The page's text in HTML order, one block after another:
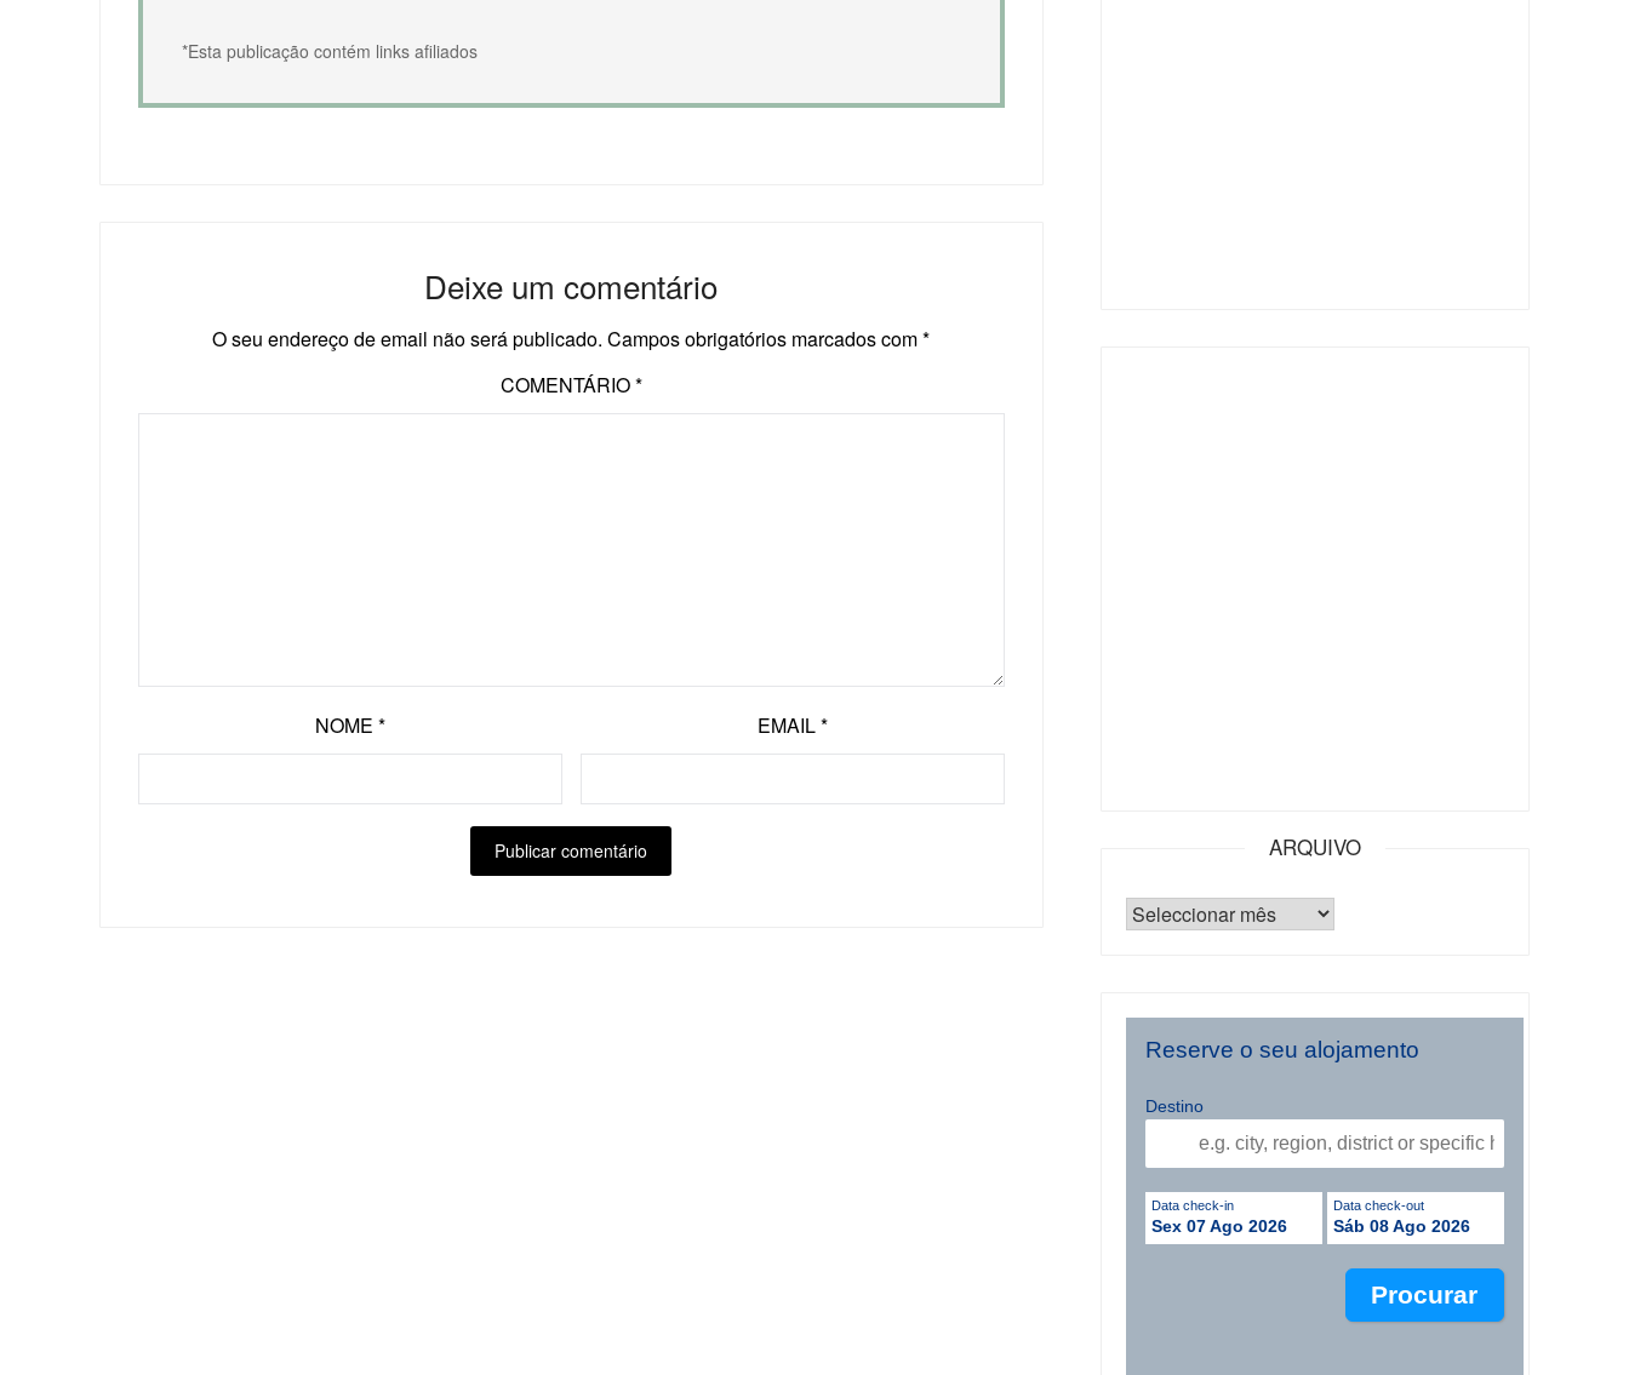
*Esta publicação contém links afiliados
Deixe um comentário
O seu endereço de email não será publicado. Campos obrigatórios marcados com*
COMENTÁRIO*
NOME* EMAIL*
ARQUIVO
Reserve o seu alojamento
Destino
Data check-in
Sex 07 Ago 2026
Data check-out
Sáb 08 Ago 2026